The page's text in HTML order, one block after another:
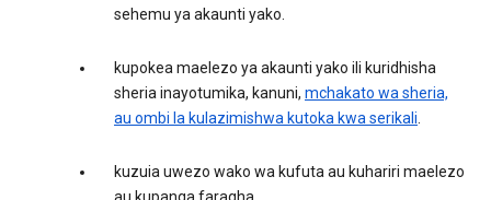
sehemu ya akaunti yako.
kupokea maelezo ya akaunti yako ili kuridhisha
sheria inayotumika, kanuni, mchakato wa sheria,
au ombi la kulazimishwa kutoka kwa serikali.
kuzuia uwezo wako wa kufuta au kuhariri maelezo